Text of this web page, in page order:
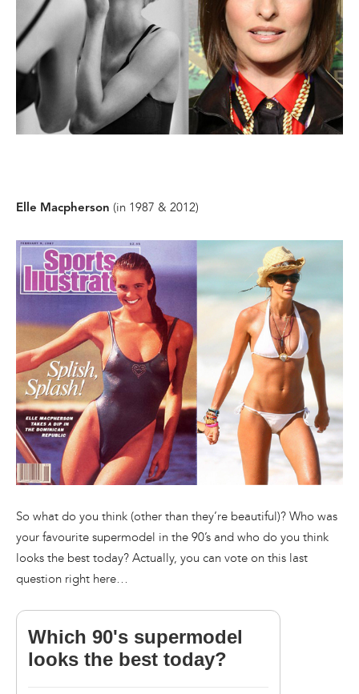
Elle Macpherson (in 1987 & 2012)
So what do you think (other than they’re beautiful)? Who was
your favourite supermodel in the 90’s and who do you think
looks the best today? Actually, you can vote on this last
question right here…
Which 90's supermodel
looks the best today?